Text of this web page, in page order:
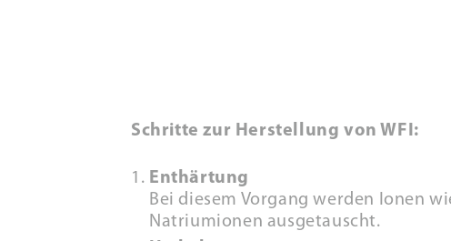
Schritte zur Herstellung von WFI:
Enthärtung
Bei diesem Vorgang werden Ionen
Natriumionen ausgetauscht.